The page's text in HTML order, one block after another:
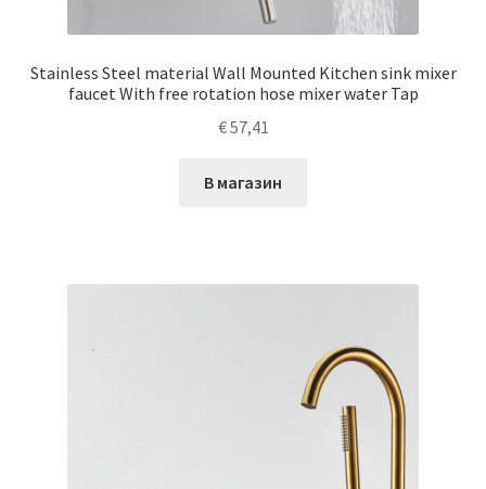
Stainless Steel material Wall Mounted Kitchen sink mixer
faucet With free rotation hose mixer water Tap
€57,41
В магазин